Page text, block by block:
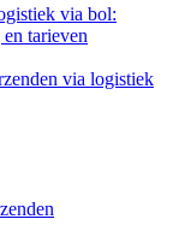
via bol:
tarieven
via logistiek